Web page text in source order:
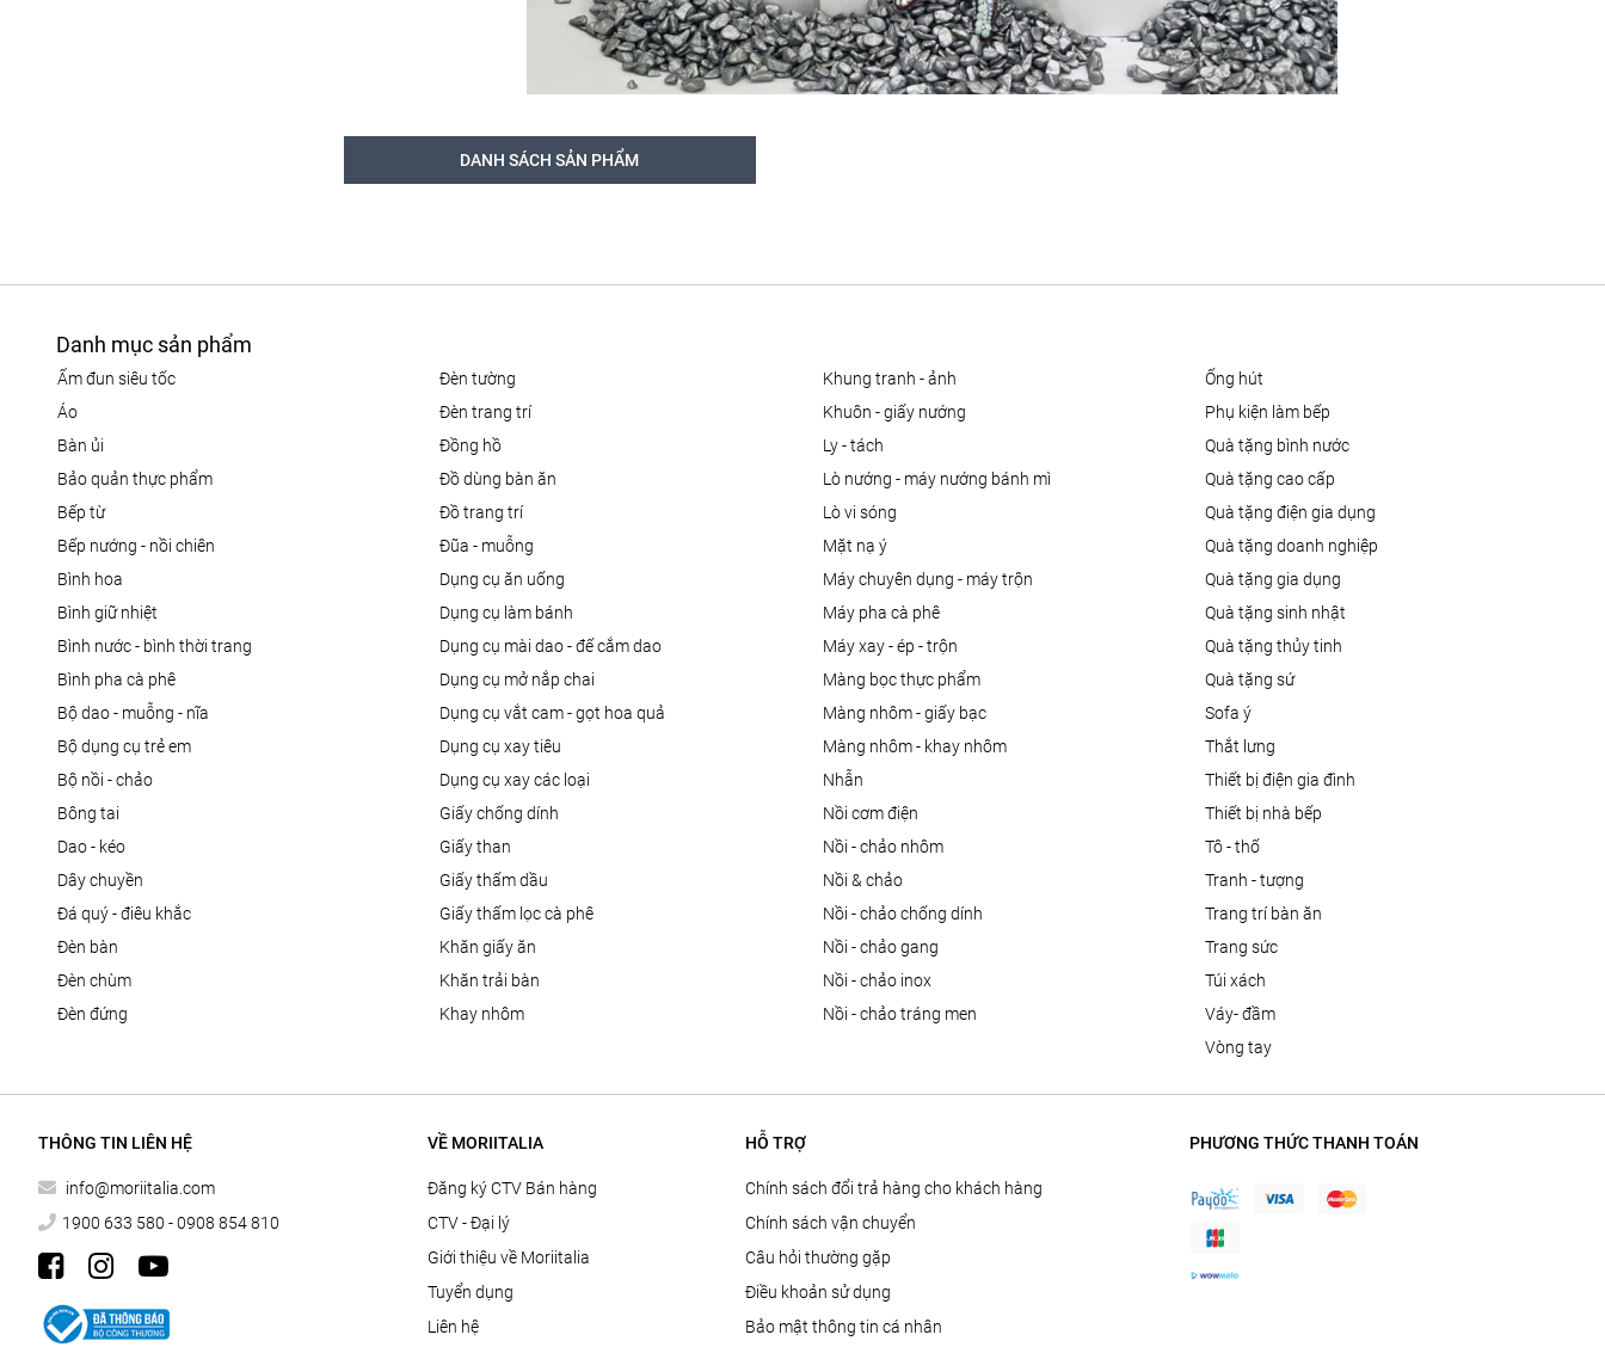
DANH SÁCH SẢN PHẨM
Danh mục sản phẩm
ấm đun siêu tốc
áo
bàn ủi
bảo quản thực phẩm
bếp từ
bếp nướng - nồi chiên
bình hoa
bình giữ nhiệt
bình nước - bình thời trang
bình pha cà phê
bộ dao - muỗng - nĩa
bộ dụng cụ trẻ em
bộ nồi - chảo
bông tai
dao - kéo
dây chuyền
đá quý - điêu khắc
đèn bàn
đèn chùm
đèn đứng
đèn tường
đèn trang trí
đồng hồ
đồ dùng bàn ăn
đồ trang trí
đũa - muỗng
dụng cụ ăn uống
dụng cụ làm bánh
dụng cụ mài dao - đế cắm dao
dụng cụ mở nắp chai
dụng cụ vắt cam - gọt hoa quả
dụng cụ xay tiêu
dụng cụ xay các loại
giấy chống dính
giấy than
giấy thấm dầu
giấy thấm lọc cà phê
khăn giấy ăn
khăn trải bàn
khay nhôm
khung tranh - ảnh
khuôn - giấy nướng
ly - tách
lò nướng - máy nướng bánh mì
lò vi sóng
mặt nạ ý
máy chuyên dụng - máy trộn
máy pha cà phê
máy xay - ép - trộn
màng bọc thực phẩm
màng nhôm - giấy bạc
màng nhôm - khay nhôm
nhẫn
nồi cơm điện
nồi - chảo nhôm
nồi & chảo
nồi - chảo chống dính
nồi - chảo gang
nồi - chảo inox
nồi - chảo tráng men
ống hút
phụ kiện làm bếp
quà tặng bình nước
quà tặng cao cấp
quà tặng điện gia dụng
quà tặng doanh nghiệp
quà tặng gia dụng
quà tặng sinh nhật
quà tặng thủy tinh
quà tặng sứ
sofa ý
thắt lưng
thiết bị điện gia đình
thiết bị nhà bếp
tô - thố
tranh - tượng
trang trí bàn ăn
trang sức
túi xách
váy- đầm
vòng tay
THÔNG TIN LIÊN HỆ
info@moriitalia.com
1900 633 580 - 0908 854 810
VỀ MORIITALIA
Đăng ký CTV Bán hàng
CTV - Đại lý
Giới thiệu về Moriitalia
Tuyển dụng
Liên hệ
HỖ TRỢ
Chính sách đổi trả hàng cho khách hàng
Chính sách vận chuyển
Câu hỏi thường gặp
Điều khoản sử dụng
Bảo mật thông tin cá nhân
PHƯƠNG THỨC THANH TOÁN